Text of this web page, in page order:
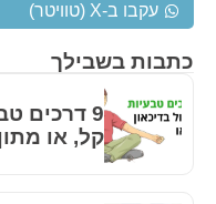
כתבות בשבילך
9 דרכים
קל, או
עקבו ב-X (טוויטר)